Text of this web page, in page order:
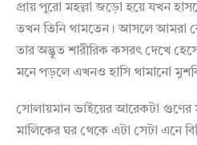
প্রায় পুরো মহল্লা জড়ো হয়ে যখন
তখন তিনি থামতেন। আসলে আমরা
তার অদ্ভুত শারীরিক কসরৎ দেখে
মনে পড়লে এখনও হাসি থামানো
সোলায়মান ভাইয়ের আরেকটা গুণের
মালিকের ঘর থেকে এটা সেটা এনে